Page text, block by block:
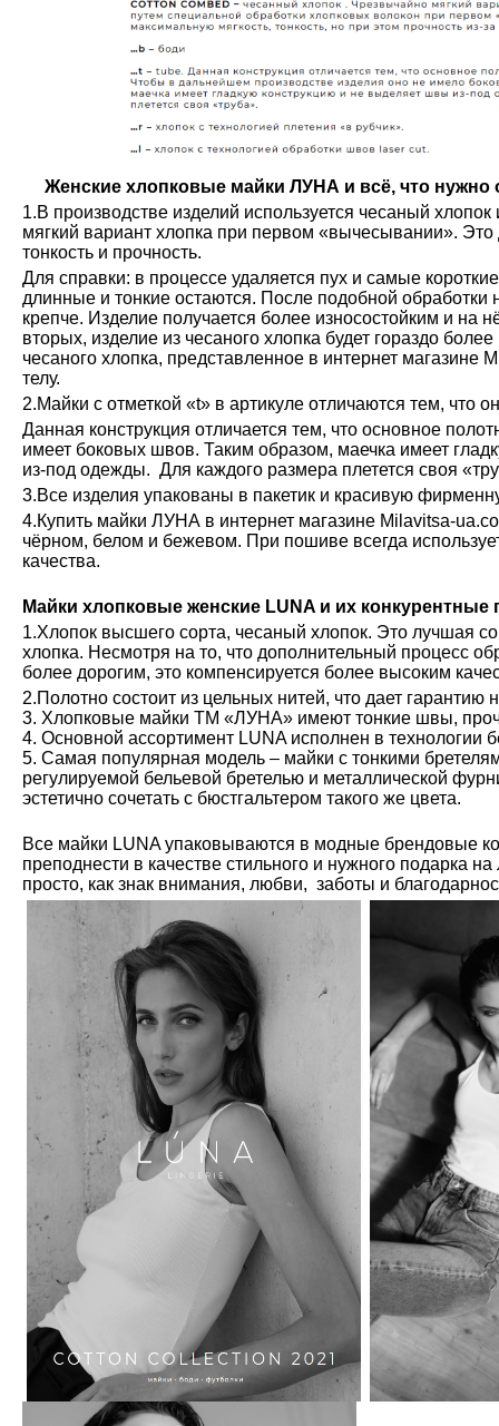
Женские хлопковые майки ЛУНА и всё, что нужно
1.В производстве изделий используется чесаный
мягкий вариант хлопка при первом «вычесывании». Это
тонкость и прочность.
Для справки: в процессе удаляется пух и самые
длинные и тонкие остаются. После подобной обработки
крепче. Изделие получается более износостойким и на
вторых, изделие из чесаного хлопка будет гораздо
чесаного хлопка, представленное в интернет магазине
телу.
2.Майки с отметкой «t» в артикуле отличаются тем, что
Данная конструкция отличается тем, что основное
имеет боковых швов. Таким образом, маечка имеет
из-под одежды. Для каждого размера плетется своя
3.Все изделия упакованы в пакетик и красивую
4.Купить майки ЛУНА в интернет магазине Milavitsa-
чёрном, белом и бежевом. При пошиве всегда
качества.
Майки хлопковые женские LUNA и их конкурентные
1.Хлопок высшего сорта, чесаный хлопок. Это лучшая
хлопка. Несмотря на то, что дополнительный процесс
более дорогим, это компенсируется более высоким
2.Полотно состоит из цельных нитей, что дает гарантию
3. Хлопковые майки ТМ «ЛУНА» имеют тонкие швы,
4. Основной ассортимент LUNA исполнен в технологии
5. Самая популярная модель – майки с тонкими
регулируемой бельевой бретелью и металлической
эстетично сочетать с бюстгальтером такого же цвета.
Все майки LUNA упаковываются в модные брендовые
преподнести в качестве стильного и нужного подарка
просто, как знак внимания, любви, заботы и